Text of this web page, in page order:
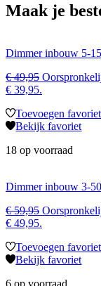
Maak je
Dimmer inbouw 5-
€49,95
€ 39,95.
Toevoegen favoriet
Bekijk favoriet
18 op voorraad
Dimmer inbouw 3-
€59,95
€ 49,95.
Toevoegen favoriet
Bekijk favoriet
6 op voorraad